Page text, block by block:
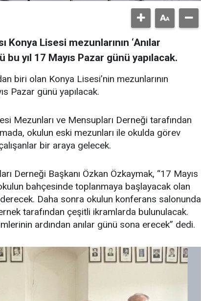
Konya Lisesi mezunlarının ‘Anılar
bu yıl 17 Mayıs Pazar günü yapılacak.
biri olan Konya Lisesi’nin mezunlarının
Pazar günü yapılacak.
Mezunları ve Mensupları Derneği tarafından
okulun eski mezunları ile okulda görev
bir araya gelecek.
Derneği Başkanı Özkan Özkaymak, “17 Mayıs
bahçesinde toplanmaya başlayacak olan
Daha sonra okulun konferans salonunda
tarafından çeşitli ikramlarda bulunulacak.
ardından anılar günü sona erecek” dedi.